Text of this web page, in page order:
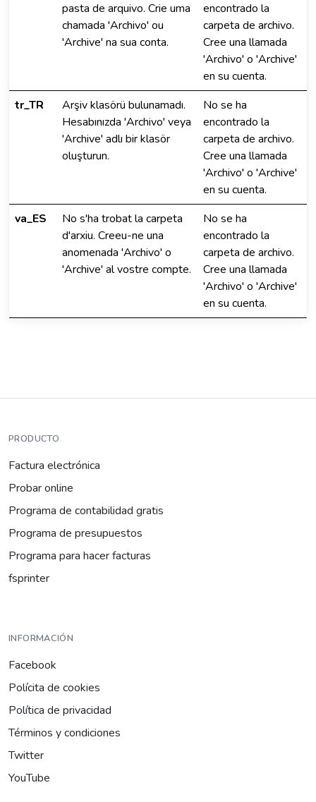
pasta de arquivo. Crie uma
chamada 'Archivo' ou
'Archive' na sua conta.
encontrado la
carpeta de archivo.
Cree una llamada
'Archivo' o 'Archive'
en su cuenta.
tr_TR
Arşiv klasörü bulunamadı.
Hesabınızda 'Archivo' veya
'Archive' adlı bir klasör
oluşturun.
No se ha
encontrado la
carpeta de archivo.
Cree una llamada
'Archivo' o 'Archive'
en su cuenta.
va_ES
No s'ha trobat la carpeta
d'arxiu. Creeu-ne una
anomenada 'Archivo' o
'Archive' al vostre compte.
No se ha
encontrado la
carpeta de archivo.
Cree una llamada
'Archivo' o 'Archive'
en su cuenta.
PRODUCTO
Factura electrónica
Probar online
Programa de contabilidad gratis
Programa de presupuestos
Programa para hacer facturas
fsprinter
INFORMACIÓN
Facebook
Polícita de cookies
Política de privacidad
Términos y condiciones
Twitter
YouTube